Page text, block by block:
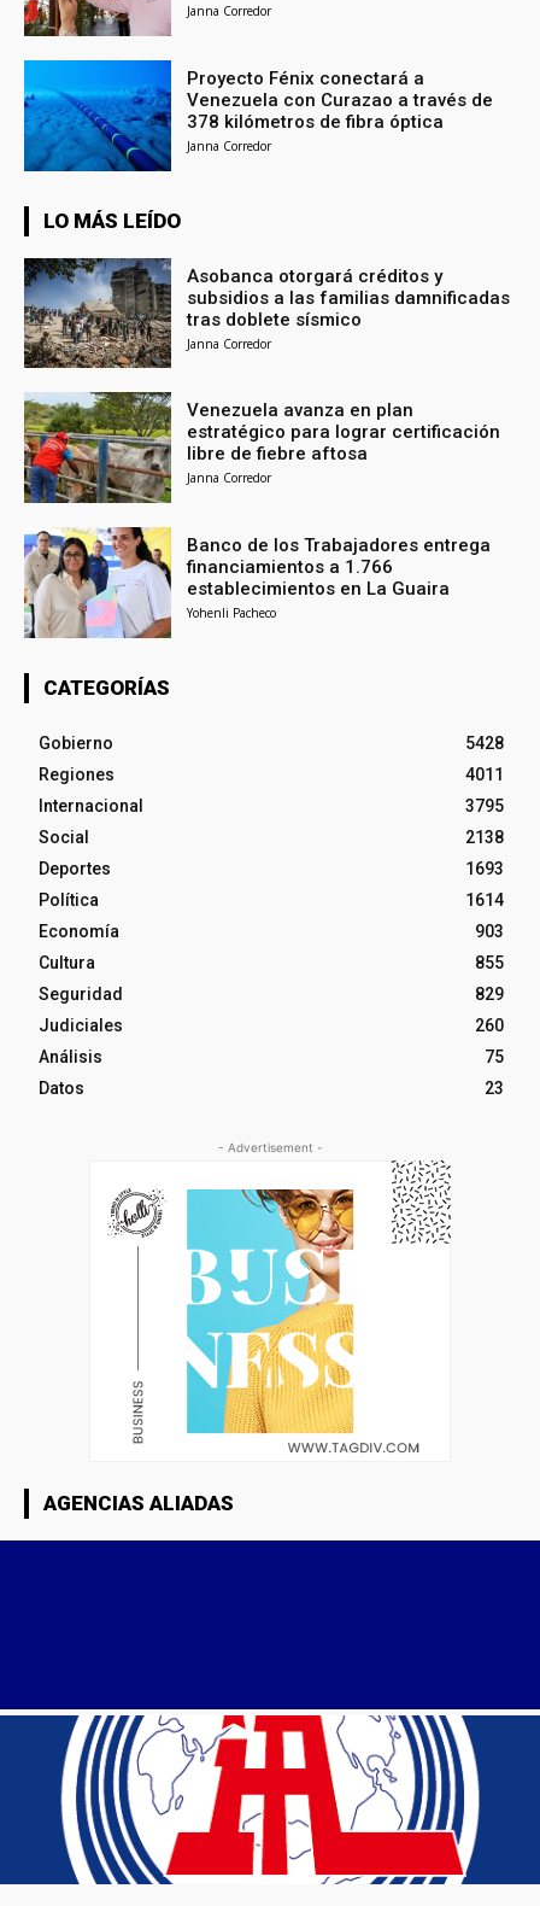
Janna Corredor
Proyecto Fénix conectará a
Venezuela con Curazao a través de
378 kilómetros de fibra óptica
Janna Corredor
LO MÁS LEÍDO
Asobanca otorgará créditos y
subsidios a las familias damnificadas
tras doblete sísmico
Janna Corredor
Venezuela avanza en plan
estratégico para lograr certificación
libre de fiebre aftosa
Janna Corredor
Banco de los Trabajadores entrega
financiamientos a 1.766
establecimientos en La Guaira
Yohenli Pacheco
CATEGORÍAS
Gobierno
5428
Regiones
4011
Internacional
3795
Social
2138
Deportes
1693
Política
1614
Economía
903
Cultura
855
Seguridad
829
Judiciales
260
Análisis
75
Datos
23
- Advertisement -
AGENCIAS ALIADAS